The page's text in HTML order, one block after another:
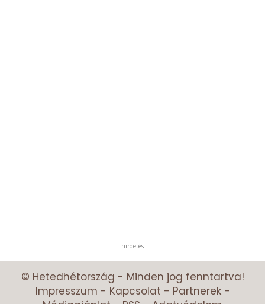
hirdetés
© Hetedhétország - Minden jog fenntartva!
Impresszum - Kapcsolat - Partnerek-